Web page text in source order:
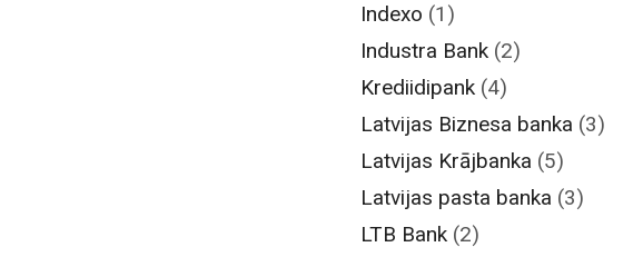
Indexo (1)
Industra Bank (2)
Krediidipank (4)
Latvijas Biznesa banka (3)
Latvijas Krājbanka (5)
Latvijas pasta banka (3)
LTB Bank (2)